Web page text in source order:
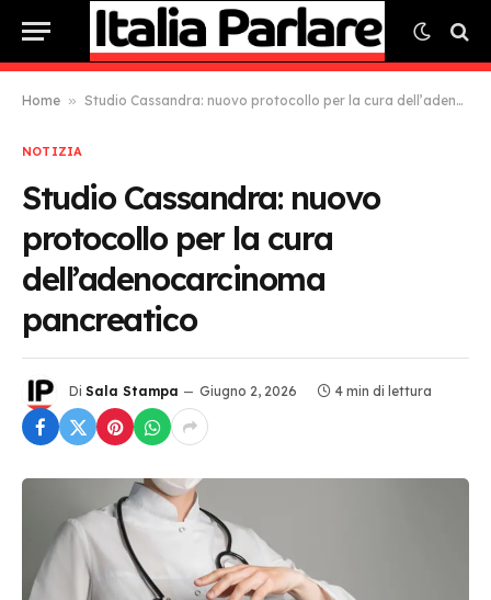
Home » Studio Cassandra: nuovo protocollo per la cura dell’adenocarcinoma pancreatico
NOTIZIA
Studio Cassandra: nuovo
protocollo per la cura
dell’adenocarcinoma
pancreatico
Di Sala Stampa Giugno 2, 2026 4 min di lettura